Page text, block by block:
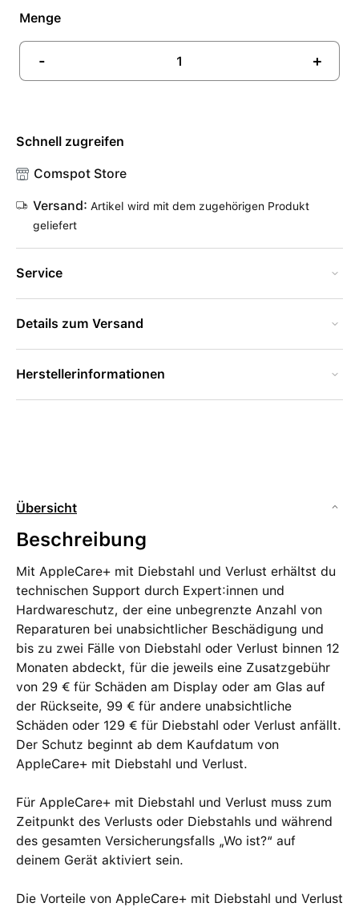
Menge
- +
Schnell zugreifen
Comspot Store
Versand:Artikel wird mit dem zugehörigen Produkt
geliefert
Service
Details zum Versand
Herstellerinformationen
Übersicht
Beschreibung
Mit AppleCare+ mit Diebstahl und Verlust erhältst du
technischen Support durch Expert:innen und
Hardware­schutz, der eine unbegrenzte Anzahl von
Reparaturen bei unabsichtlicher Beschädigung und
bis zu zwei Fälle von Diebstahl oder Verlust binnen 12
Monaten abdeckt, für die jeweils eine Zusatz­gebühr
von 29 € für Schäden am Display oder am Glas auf
der Rückseite, 99 € für andere unabsicht­liche
Schäden oder 129 € für Diebstahl oder Verlust anfällt.
Der Schutz beginnt ab dem Kaufdatum von
AppleCare+ mit Diebstahl und Verlust.
Für AppleCare+ mit Diebstahl und Verlust muss zum
Zeitpunkt des Verlusts oder Diebstahls und während
des gesamten Versicherungs­falls „Wo ist?“ auf
deinem Gerät aktiviert sein.
Die Vorteile von AppleCare+ mit Diebstahl und Verlust